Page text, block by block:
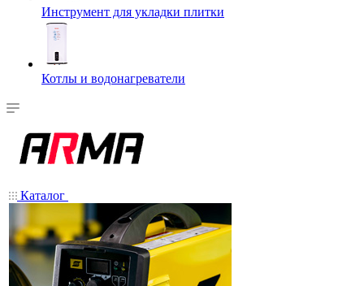
Инструмент для укладки плитки
Котлы и водонагреватели
Каталог